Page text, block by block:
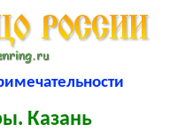
Казань